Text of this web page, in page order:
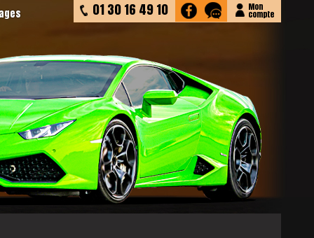
01 30 16 49 10 Mon
compte